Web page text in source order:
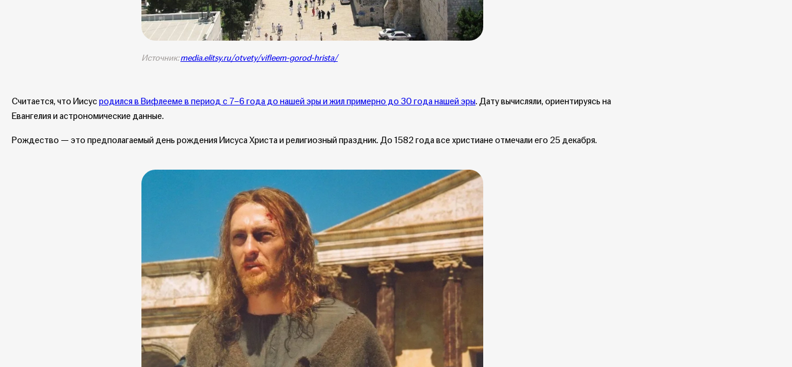
Источник:media.elitsy.ru/otvety/vifleem-gorod-hrista/
Считается, что Иисусродился в Вифлееме в период с 7–6 года до нашей эры и жил примерно до 30 года нашей эры . Дату вычисляли, ориентируясь на
Евангелия и астрономические данные.
Рождество — это предполагаемый день рождения Иисуса Христа и религиозный праздник. До 1582 года все христиане отмечали его 25 декабря.